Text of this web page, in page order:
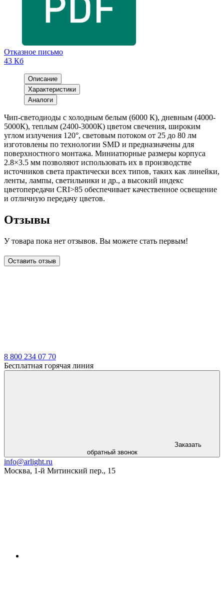
Отказное письмо
43 Кб
Описание
Характеристики
Аналоги
Чип-светодиоды с холодным белым (6000 К), дневным (4000-
5000К), теплым (2400-3000К) цветом свечения, широким
углом излучения 120°, световым потоком от 25 до 80 лм
изготовлены по технологии SMD и предназначены для
поверхностного монтажа. Миниатюрные размеры корпуса
2.8×3.5 мм позволяют использовать их в производстве
источников света практически всех типов, таких как линейки,
ленты, лампы, светильники и др., а высокий индекс
цветопередачи CRI>85 обеспечивает качественное освещение
и отличную передачу цветов.
Отзывы
У товара пока нет отзывов. Вы можете стать первым!
Оставить отзыв
8 800 234 07 70
Бесплатная горячая линия
Заказать
обратный звонок
info@arlight.ru
Москва, 1-й Митинский пер., 15